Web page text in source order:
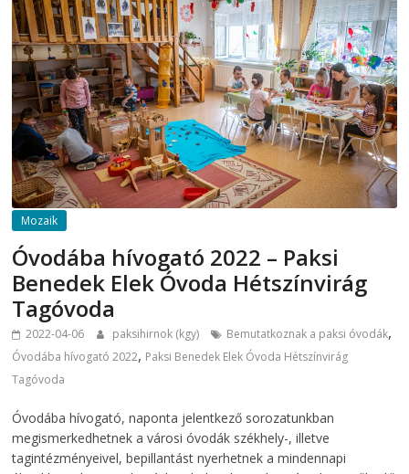
Mozaik
Óvodába hívogató 2022 – Paksi
Benedek Elek Óvoda Hétszínvirág
Tagóvoda
2022-04-06 paksihirnok (kgy) Bemutatkoznak a paksi óvodák,
Óvodába hívogató 2022, Paksi Benedek Elek Óvoda Hétszínvirág
Tagóvoda
Óvodába hívogató, naponta jelentkező sorozatunkban
megismerkedhetnek a városi óvodák székhely-, illetve
tagintézményeivel, bepillantást nyerhetnek a mindennapi